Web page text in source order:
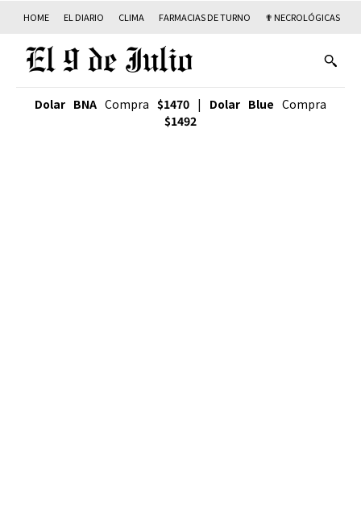
HOME EL DIARIO CLIMA FARMACIAS DE TURNO ✟ NECROLÓGICAS
Dolar BNA Compra $1470 | Dolar Blue Compra
$1492